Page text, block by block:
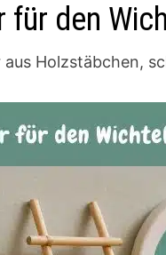
für den
aus Holzstäbchen,